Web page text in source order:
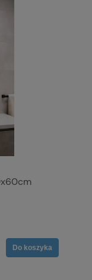
Do koszyka